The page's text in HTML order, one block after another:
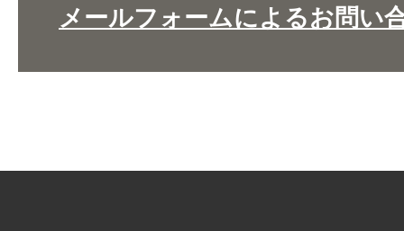
メールフォームによるお問い